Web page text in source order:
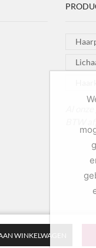
Al
BTW
WINKELWAGEN